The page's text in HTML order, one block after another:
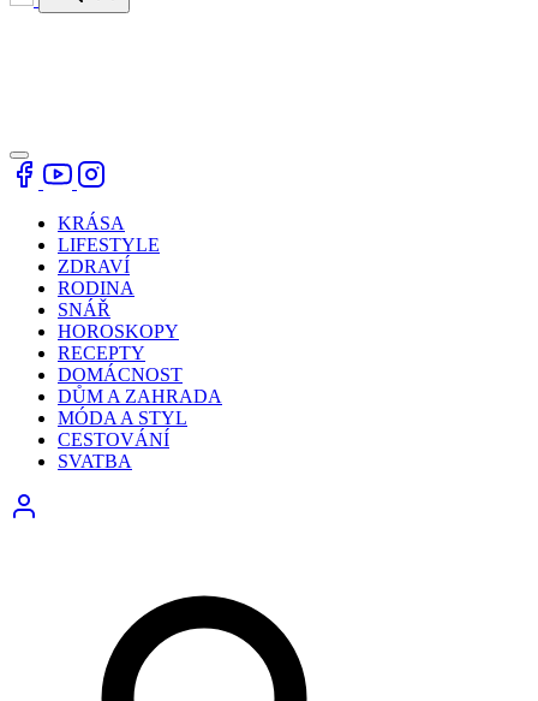
KRÁSA
LIFESTYLE
ZDRAVÍ
RODINA
SNÁŘ
HOROSKOPY
RECEPTY
DOMÁCNOST
DŮM A ZAHRADA
MÓDA A STYL
CESTOVÁNÍ
SVATBA